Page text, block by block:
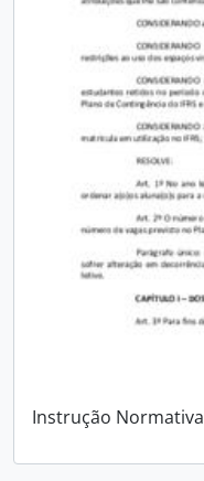
Instrução